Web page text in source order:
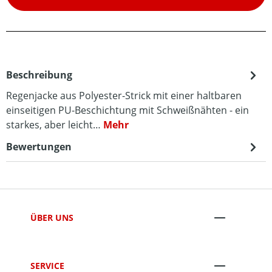
Beschreibung
Regenjacke aus Polyester-Strick mit einer haltbaren
einseitigen PU-Beschichtung mit Schweißnähten - ein
starkes, aber leicht… Mehr
Bewertungen
ÜBER UNS
SERVICE